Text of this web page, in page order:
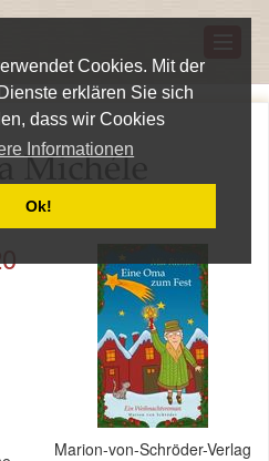
Cookies. Mit der
erklären Sie sich
dass wir Cookies
Informationen
Ok!
Marion-von-Schröder-Verlag